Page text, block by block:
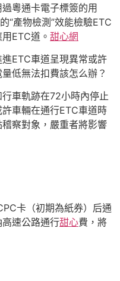
粵通卡電子標簽的用
“產物檢測”效能檢驗ETC
ETC道。 甜心網
ETC車道呈現異常或許
低無法扣費該怎么辦？
車軌跡在72小時內停止
車輛在通行ETC車道時
察對象，嚴重者將影響
卡（初期為紙券）后通
速公路通行甜心費，將